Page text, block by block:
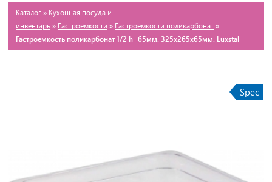
Каталог » Кухонная посуда и
инвентарь » Гастроемкости » Гастроемкости поликарбонат »
Гастроемкость поликарбонат 1/2 h=65мм. 325х265х65мм. Luxstal
Spec